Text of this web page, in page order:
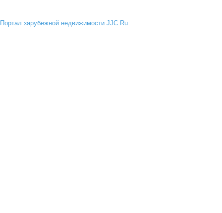
Портал зарубежной недвижимости JJC.Ru